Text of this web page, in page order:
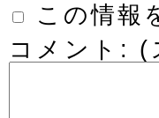
この情報
コメント: (